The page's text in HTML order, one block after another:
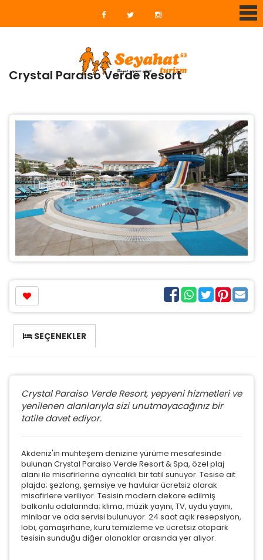
Crystal Paraiso Verde Resort
SEÇENEKLER
Crystal Paraiso Verde Resort, yepyeni hizmetleri ve
yenilenen alanlarıyla sizi unutmayacağınız bir
tatile davet ediyor.
Akdeniz'in muhteşem denizine yürüme mesafesinde
bulunan Crystal Paraiso Verde Resort & Spa, özel plaj
alanı ile misafirlerine ayrıcalıklı bir tatil sunuyor. Tesise ait
plajda; şezlong, şemsiye ve havlular ücretsiz olarak
misafirlere veriliyor. Tesisin modern dekore edilmiş
balkonlu odalarında; klima, müzik yayını, TV, uydu yayını,
minibar ve oda servisi bulunuyor. 24 saat açık resepsiyon,
lobi, çamaşırhane, kuru temizleme ve ücretsiz otopark
tesisin sunduğu diğer olanaklar arasında yer alıyor.